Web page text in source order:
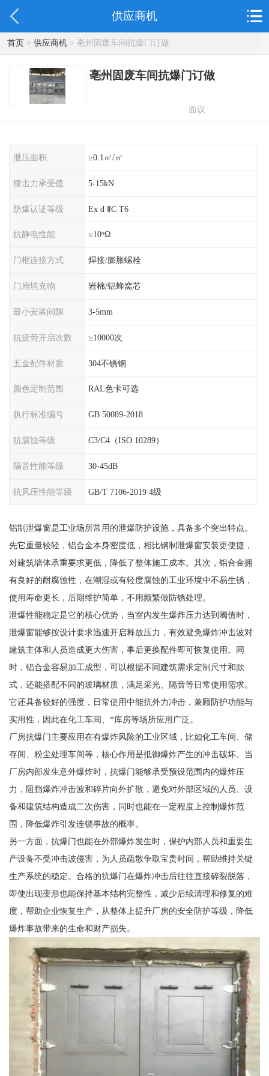
供应商机
首页> 供应商机> 亳州固废车间抗爆门订做
亳州固废车间抗爆门订做
面议
泄压面积 ≥0.1㎡/㎡
撞击力承受值 5-15kN
防爆认证等级 Ex d ⅡC T6
抗静电性能 ≤10⁹Ω
门框连接方式 焊接/膨胀螺栓
门扇填充物 岩棉/铝蜂窝芯
最小安装间隙 3-5mm
抗疲劳开启次数 ≥10000次
五金配件材质 304不锈钢
颜色定制范围 RAL色卡可选
执行标准编号 GB 50089-2018
抗腐蚀等级 C3/C4（ISO 10289）
隔音性能等级 30-45dB
抗风压性能等级 GB/T 7106-2019 4级
铝制泄爆窗是工业场所常用的泄爆防护设施，具备多个突出特点。
先它重量较轻，铝合金本身密度低，相比钢制泄爆窗安装更便捷，
对建筑墙体承重要求更低，降低了整体施工成本。其次，铝合金拥
有良好的耐腐蚀性，在潮湿或有轻度腐蚀的工业环境中不易生锈，
使用寿命更长，后期维护简单，不用频繁做防锈处理。
泄爆性能稳定是它的核心优势，当室内发生爆炸压力达到阈值时，
泄爆窗能够按设计要求迅速开启释放压力，有效避免爆炸冲击波对
建筑主体和人员造成更大伤害，事后更换配件即可恢复使用。同
时，铝合金容易加工成型，可以根据不同建筑需求定制尺寸和款
式，还能搭配不同的玻璃材质，满足采光、隔音等日常使用需求。
它还具备较好的强度，日常使用中能抗外力冲击，兼顾防护功能与
实用性，因此在化工车间、*库房等场所应用广泛。
厂房抗爆门主要应用在有爆炸风险的工业区域，比如化工车间、储
存间、粉尘处理车间等，核心作用是抵御爆炸产生的冲击破坏。当
厂房内部发生意外爆炸时，抗爆门能够承受预设范围内的爆炸压
力，阻挡爆炸冲击波和碎片向外扩散，避免对外部区域的人员、设
备和建筑结构造成二次伤害，同时也能在一定程度上控制爆炸范
围，降低爆炸引发连锁事故的概率。
另一方面，抗爆门也能在外部爆炸发生时，保护内部人员和重要生
产设备不受冲击波侵害，为人员疏散争取宝贵时间，帮助维持关键
生产系统的稳定。合格的抗爆门在爆炸冲击后往往直接碎裂脱落，
即使出现变形也能保持基本结构完整性，减少后续清理和修复的难
度，帮助企业恢复生产，从整体上提升厂房的安全防护等级，降低
爆炸事故带来的生命和财产损失。